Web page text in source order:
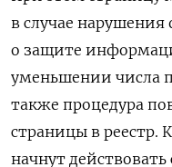
в случае нарушения
о защите
уменьшении числа
также процедура
страницы в реестр.
начнут действовать